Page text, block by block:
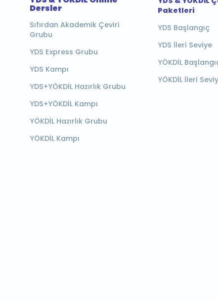
Dersler
Sıfırdan Akademik Çeviri
Grubu
YDS Express Grubu
YDS Kampı
YDS+YÖKDİL Hazırlık Grubu
YDS+YÖKDİL Kampı
YÖKDİL Hazırlık Grubu
YÖKDİL Kampı
Paketleri
YDS Başlangıç
YDS İleri Seviye
YÖKDİL
YÖKDİL İleri